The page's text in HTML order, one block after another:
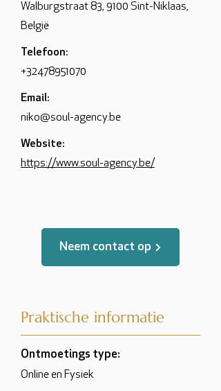
Walburgstraat 83, 9100 Sint-Niklaas,
België
Telefoon:
+32478951070
Email:
niko@soul-agency.be
Website:
https://www.soul-agency.be/
Neem contact op
Praktische informatie
Ontmoetings type:
Online en Fysiek